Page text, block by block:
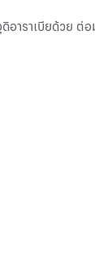
ราเบียด้วย ต่อ